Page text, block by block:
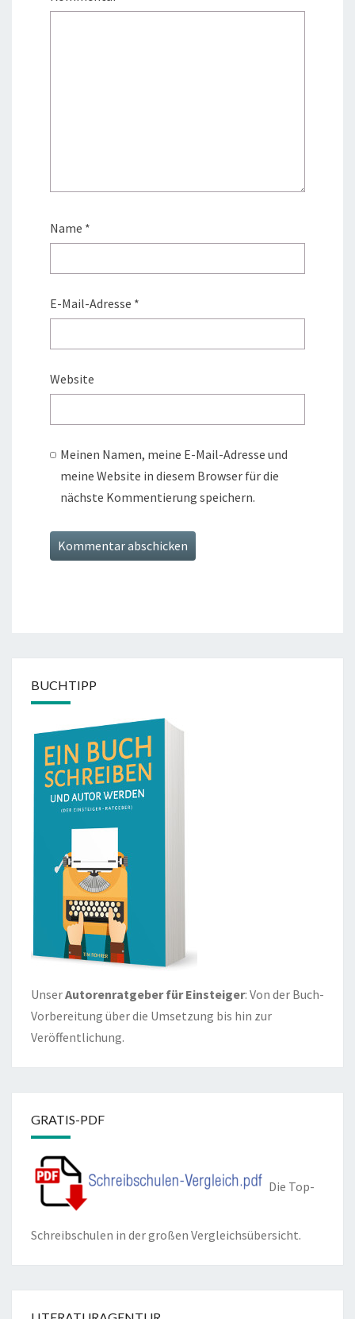
Name *
E-Mail-Adresse *
Website
Meinen Namen, meine E-Mail-Adresse und
meine Website in diesem Browser für die
nächste Kommentierung speichern.
BUCHTIPP
UnserAutorenratgeber für Einsteiger: Von der Buch-
Vorbereitung über die Umsetzung bis hin zur
Veröffentlichung.
GRATIS-PDF
Die Top-
Schreibschulen in der großen Vergleichsübersicht.